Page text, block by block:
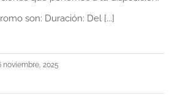
son: Duración: Del [...]
noviembre, 2025